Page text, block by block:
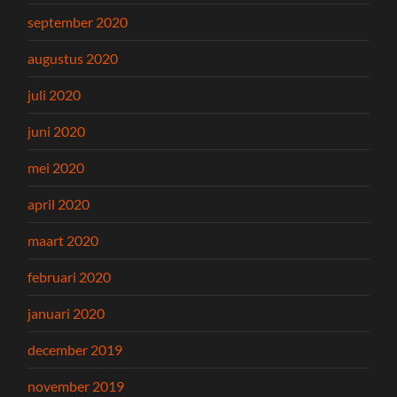
september 2020
augustus 2020
juli 2020
juni 2020
mei 2020
april 2020
maart 2020
februari 2020
januari 2020
december 2019
november 2019